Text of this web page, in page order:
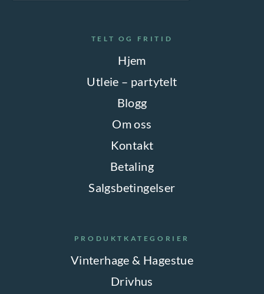
TELT OG FRITID
Hjem
Utleie – partytelt
Blogg
Om oss
Kontakt
Betaling
Salgsbetingelser
PRODUKTKATEGORIER
Vinterhage & Hagestue
Drivhus